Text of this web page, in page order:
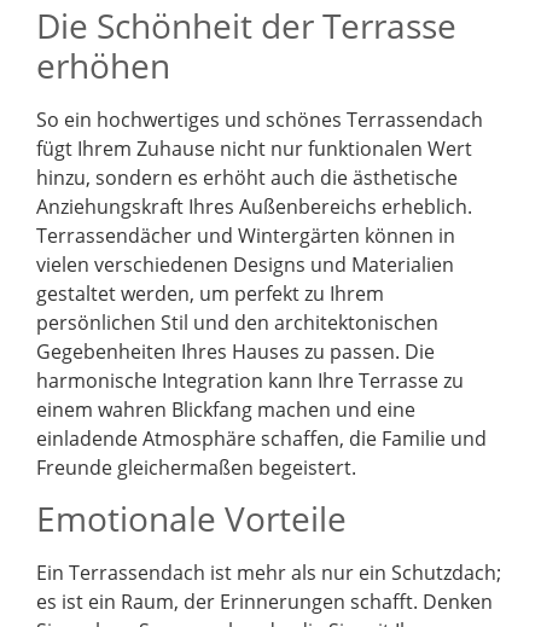
Die Schönheit der Terrasse
erhöhen
So ein hochwertiges und schönes Terrassendach
fügt Ihrem Zuhause nicht nur funktionalen Wert
hinzu, sondern es erhöht auch die ästhetische
Anziehungskraft Ihres Außenbereichs erheblich.
Terrassendächer und Wintergärten können in
vielen verschiedenen Designs und Materialien
gestaltet werden, um perfekt zu Ihrem
persönlichen Stil und den architektonischen
Gegebenheiten Ihres Hauses zu passen. Die
harmonische Integration kann Ihre Terrasse zu
einem wahren Blickfang machen und eine
einladende Atmosphäre schaffen, die Familie und
Freunde gleichermaßen begeistert.
Emotionale Vorteile
Ein Terrassendach ist mehr als nur ein Schutzdach;
es ist ein Raum, der Erinnerungen schafft. Denken